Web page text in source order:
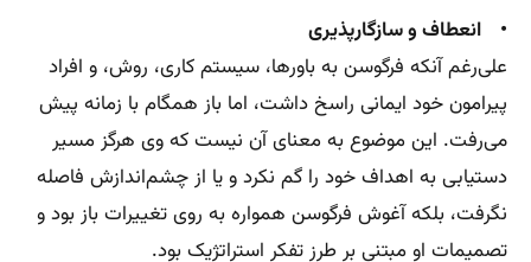
• انعطاف و سازگارپذیری
علی‌رغم آنکه فرگوسن به باورها، سیستم کاری، روش، و افراد
پیرامون خود ایمانی راسخ داشت، اما باز همگام با زمانه پیش
می‌رفت. این موضوع به معنای آن نیست که وی هرگز مسیر
دستیابی به اهداف خود را گم نکرد و یا از چشم‌اندازش فاصله
نگرفت، بلکه آغوش فرگوسن همواره به روی تغییرات باز بود و
تصمیمات او مبتنی بر طرز تفکر استراتژیک بود.